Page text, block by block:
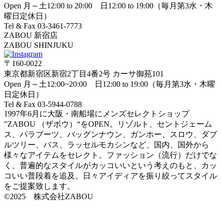
Open 月～土12:00 to 20:00 日12:00 to 19:00（毎月第3水・木
曜日定休日）
Tel & Fax 03-3461-7773
ZABOU 新宿店
ZABOU SHINJUKU
〒160-0022
東京都新宿区新宿2丁目4番2号 カーサ御苑101
Open 月～土12:00~20:00 日12:00 to 19:00（毎月第3水・木曜
日定休日）
Tel & Fax 03-5944-0788
1997年6月に大阪・南船場にメンズセレクトショップ
”ZABOU （ザボウ）“をOPEN。リゾルト、セントジェーム
ス、パラブーツ、バッグンナウン、ガンホー、スロウ、ダブ
ルツリー、バス、ラッセルモカシンなど、国内、国外から
様々なアイテムをセレクト。ファッション（流行）だけでな
く、普遍的なスタイルがカッコいいという考えのもと、カッ
コいい普段着を追及。日々アイディアを振り絞ってスタイル
をご提案致します。
©2025 株式会社ZABOU